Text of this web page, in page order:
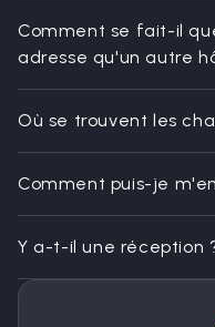
Comment se fait-il
adresse qu'un autre
Où se trouvent les
Comment puis-je
Y a-t-il une réception